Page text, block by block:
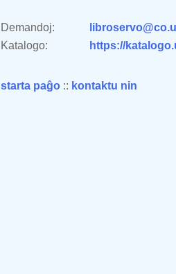
Demandoj:
Katalogo:
https://
starta paĝo :: kontaktu nin